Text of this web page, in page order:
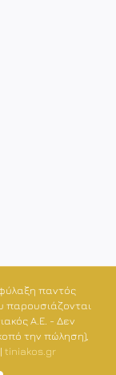
παντός
παρουσιάζονται
Α.Ε. - Δεν
την πώληση),
tiniakos.gr